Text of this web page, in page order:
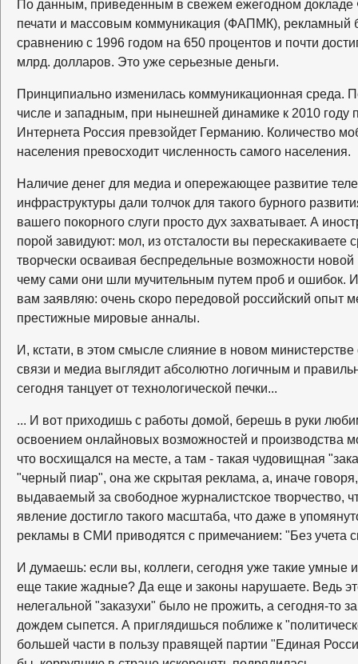
По данным, приведенным в свежем ежегодном докладе
печати и массовым коммуникация (ФАПМК), рекламный
сравнению с 1996 годом на 650 процентов и почти
млрд. долларов. Это уже серьезные деньги.
Принципиально изменилась коммуникационная среда.
числе и западным, при нынешней динамике к 2010 году
Интернета Россия превзойдет Германию. Количество
населения превосходит численность самого населения.
Наличие денег для медиа и опережающее развитие
инфраструктуры дали толчок для такого бурного
вашего покорного слуги просто дух захватывает. А
порой завидуют: мол, из отсталости вы перескакиваете
творчески осваивая беспредельные возможности
чему сами они шли мучительным путем проб и ошибок. И
вам заявляю: очень скоро передовой российский опыт
престижные мировые анналы.
И, кстати, в этом смысле слияние в новом
связи и медиа выглядит абсолютно логичным и
сегодня танцует от технологической печки...
... И вот приходишь с работы домой, берешь в руки
освоением онлайновых возможностей и производства
что восхищался на месте, а там - такая чудовищная
"черный пиар", она же скрытая реклама, а, иначе
выдаваемый за свободное журналистское творчество,
явление достигло такого масштаба, что даже в
рекламы в СМИ приводятся с примечанием: "Без учета
И думаешь: если вы, коллеги, сегодня уже такие умные
еще такие жадные? Да еще и законы нарушаете. Ведь
нелегальной "заказухи" было не прожить, а сегодня-то
дождем сыпется. А приглядишься поближе к
большей части в пользу правящей партии "Единая